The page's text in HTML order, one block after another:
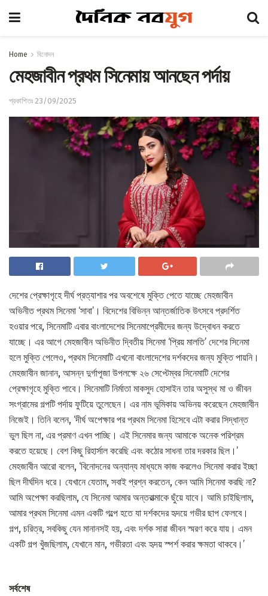
Home বিনোদন
মেহজাবীন প্রথম সিনেমায় আনছেন পর্দায়
প্রকাশিতঃ 23/09/2025
দেশের প্রেক্ষাগৃহে দীর্ঘ প্রত্যাশার পর অবশেষে মুক্তি পেতে যাচ্ছে মেহজাবীন
অভিনীত প্রথম সিনেমা ‘সাবা’। বিদেশের বিভিন্ন আন্তর্জাতিক উৎসবে প্রদর্শিত
হওয়ার পরে, সিনেমাটি এবার বাংলাদেশের সিনেমাপ্রেমীদের জন্য উদ্বোধন করতে
যাচ্ছে। এর আগে মেহজাবীন অভিনীত দ্বিতীয় সিনেমা ‘প্রিয় মালতি’ দেশের সিনেমা
হলে মুক্তি পেলেও, প্রথম সিনেমাটি এখনো বাংলাদেশের দর্শকদের জন্য মুক্তি পায়নি।
মেহজাবীন জানান, আসন্ন দুর্গাপূজা উপলক্ষে ২৬ সেপ্টেম্বর সিনেমাটি দেশের
প্রেক্ষাগৃহে মুক্তি পাবে। সিনেমাটি নির্মাতা মাকসুদ হোসাইন তার অসুস্থ মা ও জীবন
সংগ্রামের গল্পটি পর্দায় ফুটিয়ে তুলেছেন। এর নাম ভূমিকায় অভিনয় করেছেন মেহজাবীন
নিজেই। তিনি বলেন, ‘দীর্ঘ অপেক্ষার পর প্রথম সিনেমা হিসেবে এটা করার সিদ্ধান্ত
ভুল ছিল না, এর প্রমাণ এখন পাচ্ছি। এই সিনেমার জন্য আমাকে অনেক পরিশ্রম
করতে হয়েছে। বেশ কিছু রিহার্সাল করেছি এবং কঠোর সাধনা তার দরকার ছিল।’
মেহজাবীন আরো বলেন, ‘বিনোদনের অন্যান্য মাধ্যমে কাজ করলেও সিনেমা করার ইচ্ছা
ছিল দীর্ঘদিন ধরে। যেখানে যেতাম, সবাই প্রশ্ন করতেন, কেন আমি সিনেমা করছি না?
আমি অপেক্ষা করছিলাম, যে সিনেমা আমার অন্তরাত্মাকে ছুঁয়ে যাবে। আমি চাইছিলাম,
আমার প্রথম সিনেমা এমন একটি গল্পে হতে যা দর্শকদের হৃদয়ে গভীর ছাপ ফেলবে।
গল্প, চরিত্র, সবকিছু যেন মানানসই হয়, এবং দর্শক সারা জীবন স্মরণ করে যায়। এমন
একটি গল্প খুঁজছিলাম, যেখানে মান, গভীরতা এবং হৃদয় স্পর্শ করার ক্ষমতা থাকবে।’
সর্বশেষ